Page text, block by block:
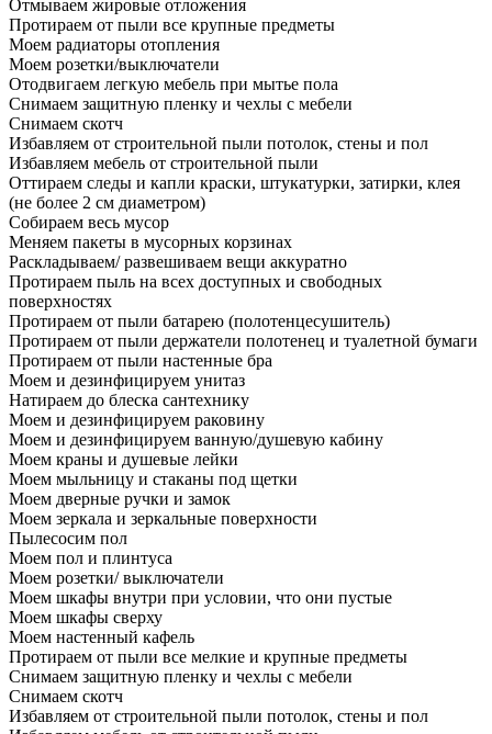
Отмываем жировые отложения
Протираем от пыли все крупные предметы
Моем радиаторы отопления
Моем розетки/выключатели
Отодвигаем легкую мебель при мытье пола
Снимаем защитную пленку и чехлы с мебели
Снимаем скотч
Избавляем от строительной пыли потолок, стены и пол
Избавляем мебель от строительной пыли
Оттираем следы и капли краски, штукатурки, затирки, клея
(не более 2 см диаметром)
Собираем весь мусор
Меняем пакеты в мусорных корзинах
Раскладываем/ развешиваем вещи аккуратно
Протираем пыль на всех доступных и свободных
поверхностях
Протираем от пыли батарею (полотенцесушитель)
Протираем от пыли держатели полотенец и туалетной бумаги
Протираем от пыли настенные бра
Моем и дезинфицируем унитаз
Натираем до блеска сантехнику
Моем и дезинфицируем раковину
Моем и дезинфицируем ванную/душевую кабину
Моем краны и душевые лейки
Моем мыльницу и стаканы под щетки
Моем дверные ручки и замок
Моем зеркала и зеркальные поверхности
Пылесосим пол
Моем пол и плинтуса
Моем розетки/ выключатели
Моем шкафы внутри при условии, что они пустые
Моем шкафы сверху
Моем настенный кафель
Протираем от пыли все мелкие и крупные предметы
Снимаем защитную пленку и чехлы с мебели
Снимаем скотч
Избавляем от строительной пыли потолок, стены и пол